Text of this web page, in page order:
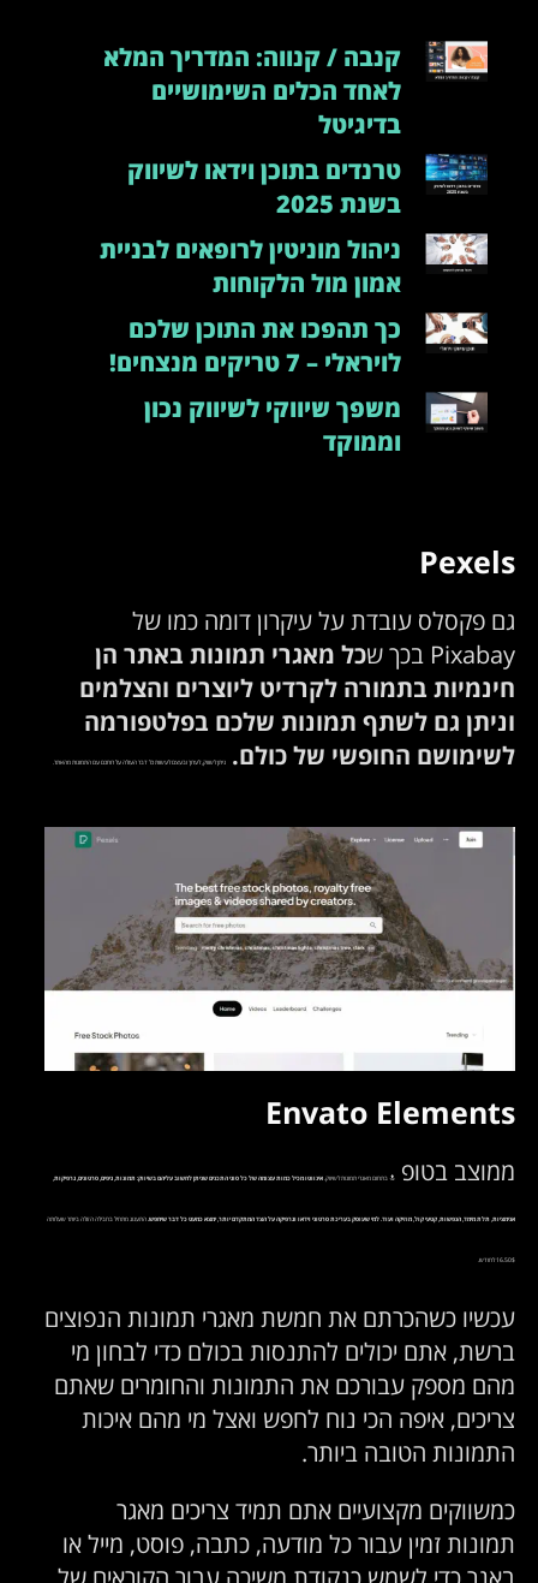
קנבה / קנווה: המדריך המלא
לאחד הכלים השימושיים
בדיגיטל
טרנדים בתוכן וידאו לשיווק
בשנת 2025
ניהול מוניטין לרופאים לבניית
אמון מול הלקוחות
כך תהפכו את התוכן שלכם
לויראלי – 7 טריקים מנצחים!
משפך שיווקי לשיווק נכון
וממוקד
Pexels
גם פקסלס עובדת על עיקרון דומה כמו של
Pixabay בכך ש
כל מאגרי תמונות באתר הן
חינמיות בתמורה לקרדיט ליוצרים והצלמים
וניתן גם לשתף תמונות שלכם בפלטפורמה
לשימושם החופשי של כולם.
ניתן לשווק, לערוך ובעצם לעשות כל דבר העולה על רוחכם עם התמונות מהאתר.
Envato Elements
ממוצב בטופ 🔝בתחום מאגרי תמונות לשיווק.אינווטו מכיל כמות עצומה של כל סוגי התכנים שניתן לחשוב עליהם בשיווק: תמונות, גיפים, סרטונים, גרפיקות,
אנימציות, תלת מימד, הנפשות, קטעי קול, מוזיקה ועוד. למי שעוסק בעריכת סרטוני וידאו וגרפיקה על הצד המתקדם יותר, ימצא כמעט כל דבר שיחפש.התענוג מתחיל בחבילה הזולה ביותר שעלותה
16.50$ לחודש.
עכשיו כשהכרתם את חמשת מאגרי תמונות הנפוצים
ברשת, אתם יכולים להתנסות בכולם כדי לבחון מי
מהם מספק עבורכם את התמונות והחומרים שאתם
צריכים, איפה הכי נוח לחפש ואצל מי מהם איכות
התמונות הטובה ביותר.
כמשווקים מקצועיים אתם תמיד צריכים מאגר
תמונות זמין עבור כל מודעה, כתבה, פוסט, מייל או